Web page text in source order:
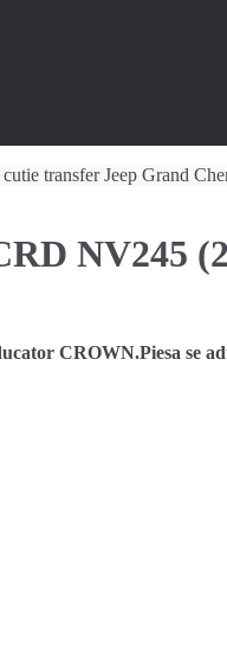
transfer Jeep Grand
NV245
CROWN.Piesa se